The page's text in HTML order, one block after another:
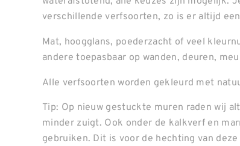
verschillende verfsoorten, zo is er altijd
Mat, hoogglans, poederzacht of veel
andere toepasbaar op wanden, deuren,
Alle verfsoorten worden gekleurd met
Tip: Op nieuw gestuckte muren raden wij
minder zuigt. Ook onder de kalkverf en
gebruiken. Dit is voor de hechting van